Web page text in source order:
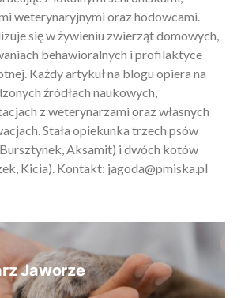
weterynaryjnymi oraz hodowcami.
się w żywieniu zwierząt domowych,
behawioralnych i profilaktyce
Każdy artykuł na blogu opiera na
źródłach naukowych,
z weterynarzami oraz własnych
Stała opiekunka trzech psów
Aksamit) i dwóch kotów
Kicia). Kontakt: jagoda@pmiska.pl
Jaworze